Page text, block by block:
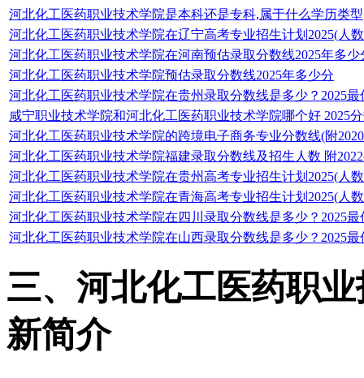
河北化工医药职业技术学院是本科还是专科,属于什么学历类型
河北化工医药职业技术学院在辽宁高考专业招生计划2025(人
河北化工医药职业技术学院在河南预估录取分数线2025年多少
河北化工医药职业技术学院预估录取分数线2025年多少分
河北化工医药职业技术学院在贵州录取分数线是多少？2025最
咸宁职业技术学院和河北化工医药职业技术学院哪个好 2025
河北化工医药职业技术学院的跨境电子商务专业分数线(附
河北化工医药职业技术学院福建录取分数线及招生人数 附
河北化工医药职业技术学院在贵州高考专业招生计划2025(人
河北化工医药职业技术学院在青海高考专业招生计划2025(人
河北化工医药职业技术学院在四川录取分数线是多少？2025最
河北化工医药职业技术学院在山西录取分数线是多少？2025最
三、河北化工医药职
新简介